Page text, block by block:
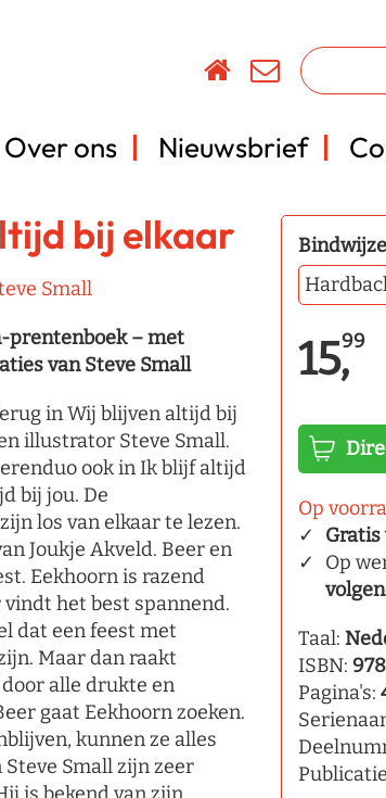
Over ons Nieuwsbrief
bij elkaar
Small
prentenboek – met
van Steve Small
in Wij blijven altijd bij
illustrator Steve Small.
ook in Ik blijf altijd
bij jou. De
los van elkaar te lezen.
Joukje Akveld. Beer en
Eekhoorn is razend
het best spannend.
dat een feest met
Maar dan raakt
alle drukte en
gaat Eekhoorn zoeken.
kunnen ze alles
Small zijn zeer
Bindwijze
15,99
Op
Op
Taal:
ISBN:
Pagina's: